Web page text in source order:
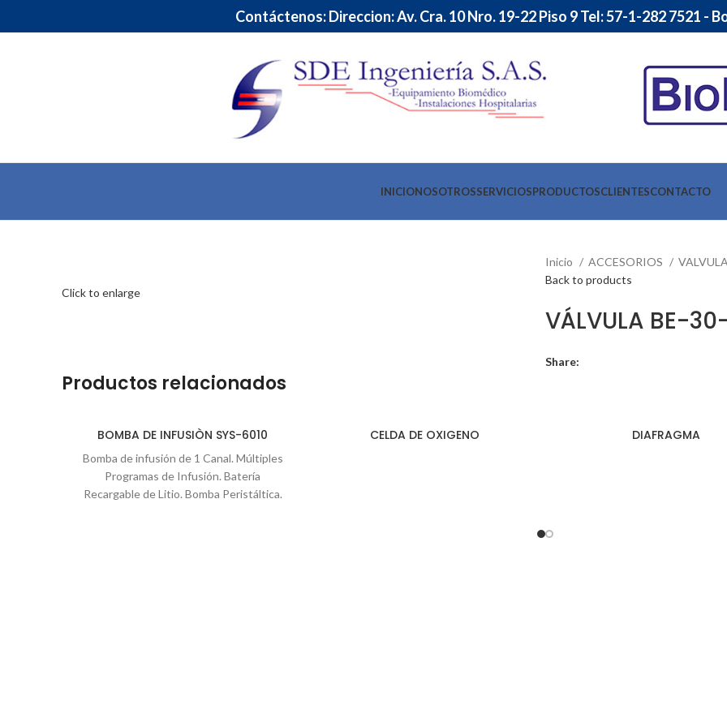
Contáctenos: Direccion: Av. Cra. 10 Nro. 19-22 Piso 9 Tel: 57-1-282 7521 -
INICIONOSOTROSSERVICIOSPRODUCTOSCLIENTESCONTACTO
Click to enlarge
Inicio ACCESORIOS
Back to products
VÁLVULA BE-
Share:
Productos relacionados
BOMBA DE INFUSIÒN SYS-6010
Bomba de infusión de 1 Canal. Múltiples
Programas de Infusión. Batería
Recargable de Litio. Bomba Peristáltica.
CELDA DE OXIGENO DIAFRAGMA